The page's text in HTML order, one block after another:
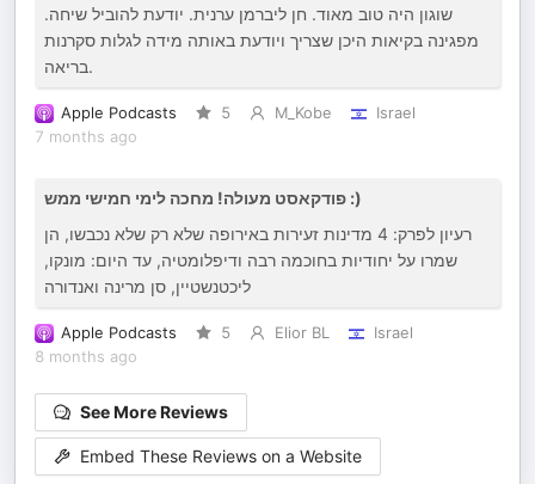
שוגון היה טוב מאוד. חן ליברמן ערנית. יודעת להוביל שיחה.
מפגינה בקיאות היכן שצריך ויודעת באותה מידה לגלות סקרנות
בריאה.
Apple Podcasts 5 M_Kobe
Israel
7 months ago
פודקאסט מעולה! מחכה לימי חמישי ממש :)
רעיון לפרק: 4 מדינות זעירות באירופה שלא רק שלא נכבשו, הן
שמרו על יחודיות בחוכמה רבה ודיפלומטיה, עד היום: מונקו,
ליכטנשטיין, סן מרינה ואנדורה
Apple Podcasts 5 Elior BL
Israel
8 months ago
See More Reviews
Embed These Reviews on a Website